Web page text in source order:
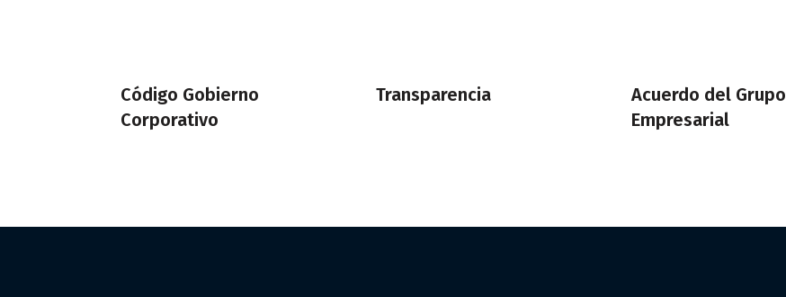
Código Gobierno
Corporativo
Transparencia
Acuerdo del Grupo
Empresarial